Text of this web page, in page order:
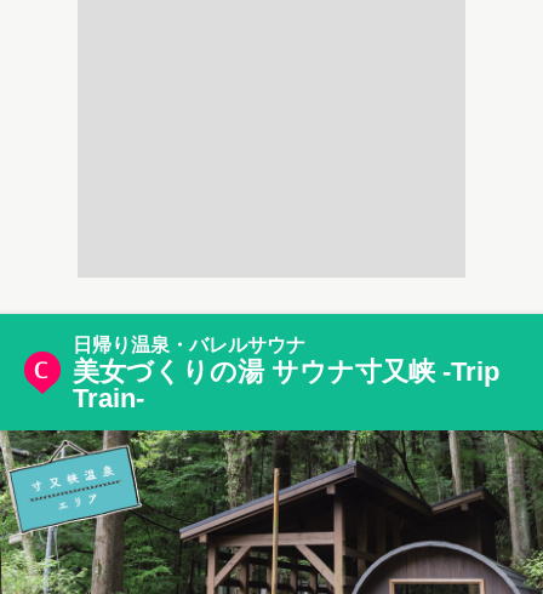
日帰り温泉・バレルサウナ
美女づくりの湯 サウナ寸又峡 -Trip
Train-